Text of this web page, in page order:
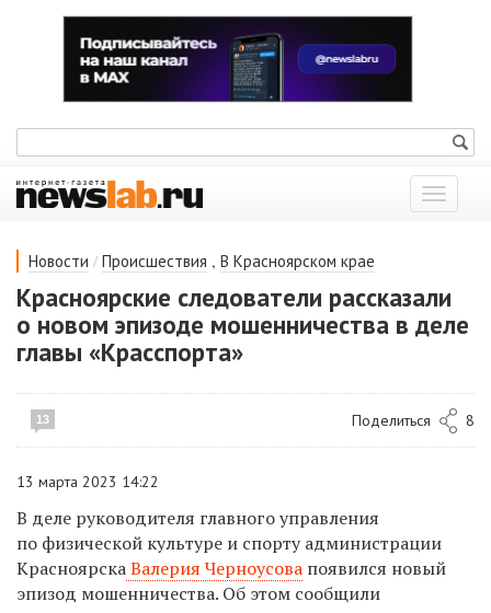
Показать
меню
Новости / Происшествия , В Красноярском крае
Красноярские следователи рассказали
о новом эпизоде мошенничества в деле
главы «Красспорта»
13 Поделиться 8
13 марта 2023 14:22
В деле руководителя главного управления
по физической культуре и спорту администрации
КрасноярскаВалерия Черноусова появился новый
эпизод мошенничества. Об этом сообщили